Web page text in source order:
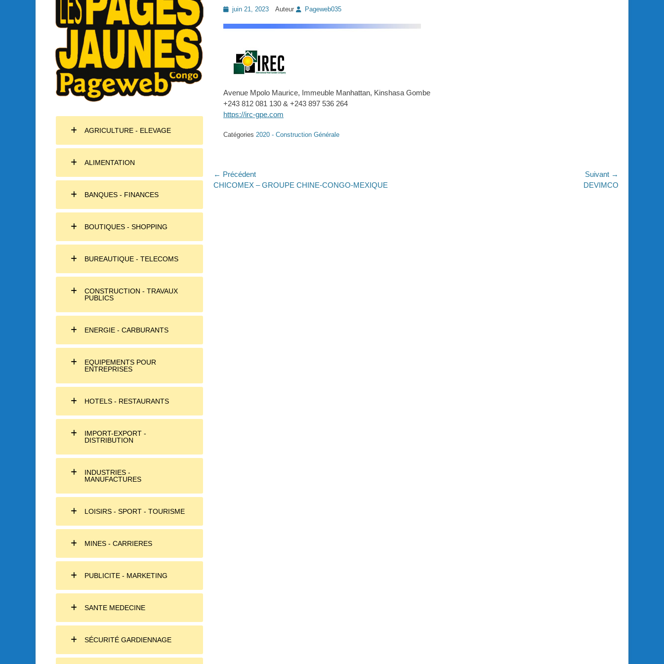
Postedjuin 21, 2023 Auteur Pageweb035
Avenue Mpolo Maurice, Immeuble Manhattan, Kinshasa Gombe
+243 812 081 130 & +243 897 536 264
https://irc-gpe.com
Catégories 2020 - Construction Générale
Navigation
de
← Précédent
Article
CHICOMEX – GROUPE CHINE-CONGO-MEXIQUE
Suivant →
DEVIMCO
AGRICULTURE - ELEVAGE
ALIMENTATION
BANQUES - FINANCES
BOUTIQUES - SHOPPING
BUREAUTIQUE - TELECOMS
CONSTRUCTION - TRAVAUX
PUBLICS
ENERGIE - CARBURANTS
EQUIPEMENTS POUR
ENTREPRISES
HOTELS - RESTAURANTS
IMPORT-EXPORT -
DISTRIBUTION
INDUSTRIES -
MANUFACTURES
LOISIRS - SPORT - TOURISME
MINES - CARRIERES
PUBLICITE - MARKETING
SANTE MEDECINE
SÉCURITÉ GARDIENNAGE